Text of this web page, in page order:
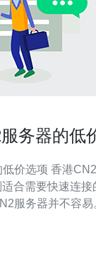
务器的低
服务器是一
合需要快速连接
服务器并不容易
CN2服务器低价